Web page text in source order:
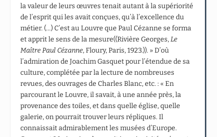
la valeur de leurs œuvres tenait autant à la supériorité
de l’esprit qui les avait conçues, qu’à l’excellence du
métier. (…) C’est au Louvre que Paul Cézanne se forma
et apprit le sens de la mesure((Rivière Georges,Le
Maître Paul Cézanne, Floury, Paris, 1923.)). » D’où
l’admiration de Joachim Gasquet pour l’étendue de sa
culture, complétée par la lecture de nombreuses
revues, des ouvrages de Charles Blanc, etc. : « En
parcourant le Louvre, il savait, à une année près, la
provenance des toiles, et dans quelle église, quelle
galerie, on pourrait trouver leurs répliques. Il
connaissait admirablement les musées d’Europe.